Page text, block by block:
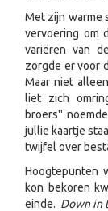
Met zijn warme
vervoering om
variëren van
zorgde er voor
Maar niet
liet zich
broers''
jullie kaartje
twijfel over
Hoogtepunten
kon bekoren
einde. Down in